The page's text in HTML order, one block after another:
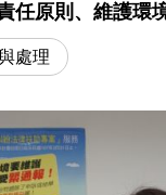
任原則、維護環
處理